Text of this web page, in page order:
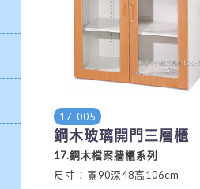
17-005
鋼木玻璃開門三層櫃
17.鋼木檔案牆櫃系列
尺寸：寬90深48高106cm